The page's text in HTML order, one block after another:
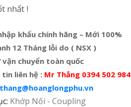
nhất !
khẩu chính hãng – Mới 100%
12 Tháng lỗi do ( NSX )
chuyển toàn quốc
tin liên hệ : Mr Thắng 0394 502 984
thang@hoanglongphu.vn
Khớp Nối - Coupling